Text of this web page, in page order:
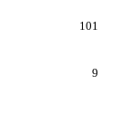
101
9